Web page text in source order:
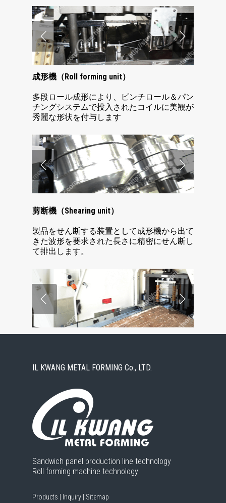
成形機（Roll forming unit）
多段ロール成形により、ピンチロール＆パン
チングシステムで投入されたコイルに美観が
秀麗な形状を付与します
剪断機（Shearing unit）
製品をせん断する装置として成形機から出て
きた波形を要求された長さに精密にせん断し
て排出します。
IL KWANG METAL FORMING Co., LTD.
Sandwich panel production line technology
Roll forming machine technology
Products Inquiry Sitemap